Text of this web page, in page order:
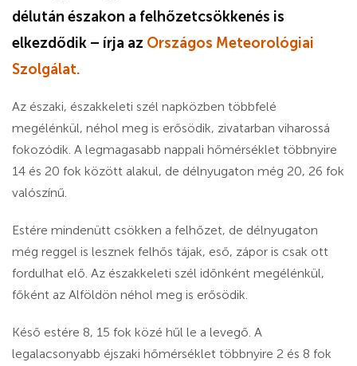
délután északon a felhőzetcsökkenés is
elkezdődik – írja az Országos Meteorológiai
Szolgálat.
Az északi, északkeleti szél napközben többfelé
megélénkül, néhol meg is erősödik, zivatarban viharossá
fokozódik. A legmagasabb nappali hőmérséklet többnyire
14 és 20 fok között alakul, de délnyugaton még 20, 26 fok
valószínű.
Estére mindenütt csökken a felhőzet, de délnyugaton
még reggel is lesznek felhős tájak, eső, zápor is csak ott
fordulhat elő. Az északkeleti szél időnként megélénkül,
főként az Alföldön néhol meg is erősödik.
Késő estére 8, 15 fok közé hűl le a levegő. A
legalacsonyabb éjszaki hőmérséklet többnyire 2 és 8 fok